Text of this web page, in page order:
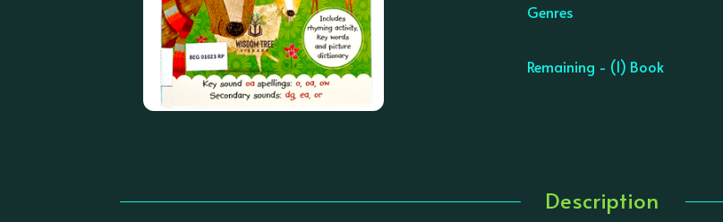
Genres
Remaining - (1) Book
Description